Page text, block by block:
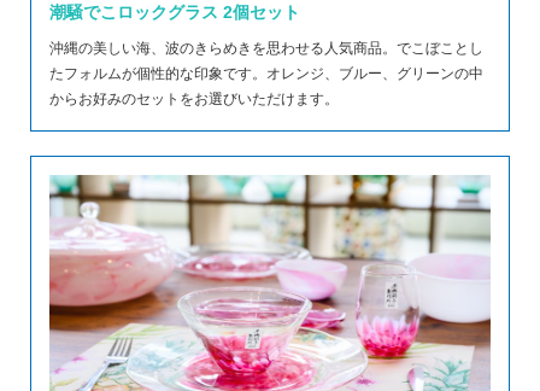
潮騒でこロックグラス 2個セット
沖縄の美しい海、波のきらめきを思わせる人気商品。でこぼことし
たフォルムが個性的な印象です。オレンジ、ブルー、グリーンの中
からお好みのセットをお選びいただけます。